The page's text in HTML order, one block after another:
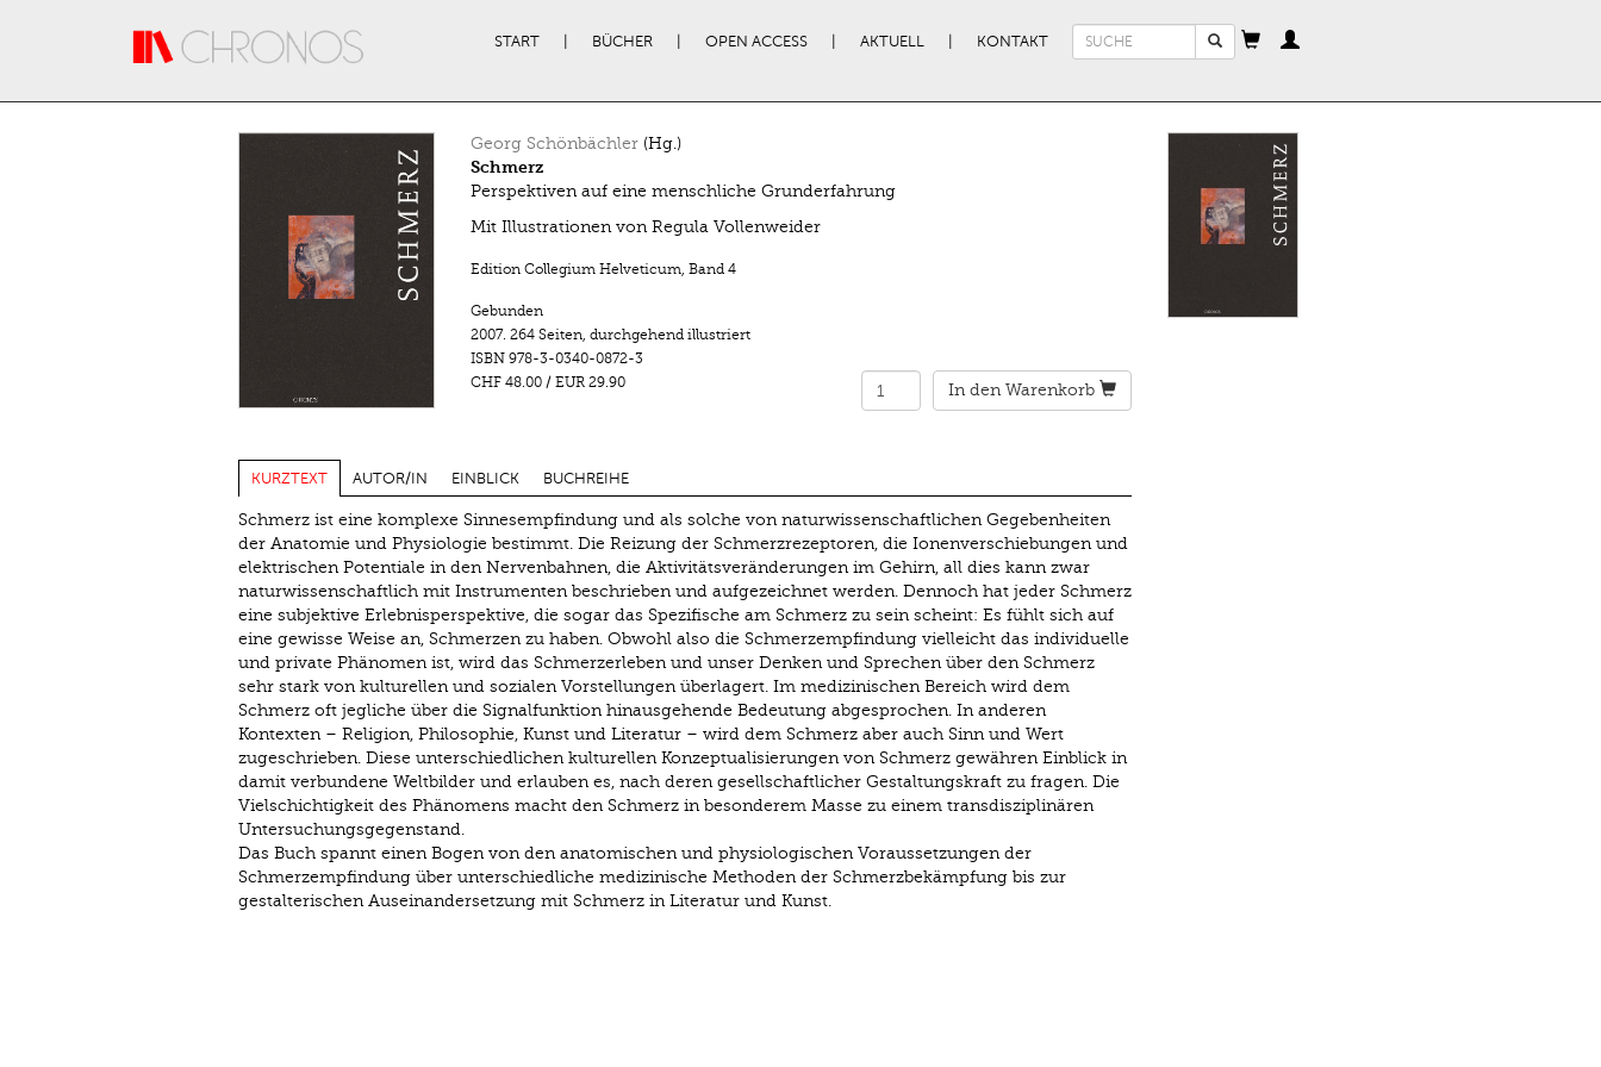
START BÜCHER OPEN ACCESS AKTUELL KONTAKT
Suchformular
Georg Schönbächler(Hg.)
Schmerz
Perspektiven auf eine menschliche Grunderfahrung
Mit Illustrationen von Regula Vollenweider
Edition Collegium Helveticum, Band 4
Gebunden
2007. 264 Seiten, durchgehend illustriert
ISBN 978-3-0340-0872-3
CHF 48.00/ EUR 29.90 In den Warenkorb
KURZTEXT AUTOR/IN EINBLICK BUCHREIHE
Schmerz ist eine komplexe Sinnesempfindung und als solche von naturwissenschaftlichen Gegebenheiten
der Anatomie und Physiologie bestimmt. Die Reizung der Schmerzrezeptoren, die Ionenverschiebungen und
elektrischen Potentiale in den Nervenbahnen, die Aktivitätsveränderungen im Gehirn, all dies kann zwar
naturwissenschaftlich mit Instrumenten beschrieben und aufgezeichnet werden. Dennoch hat jeder Schmerz
eine subjektive Erlebnisperspektive, die sogar das Spezifische am Schmerz zu sein scheint: Es fühlt sich auf
eine gewisse Weise an, Schmerzen zu haben. Obwohl also die Schmerzempfindung vielleicht das individuelle
und private Phänomen ist, wird das Schmerzerleben und unser Denken und Sprechen über den Schmerz
sehr stark von kulturellen und sozialen Vorstellungen überlagert. Im medizinischen Bereich wird dem
Schmerz oft jegliche über die Signalfunktion hinausgehende Bedeutung abgesprochen. In anderen
Kontexten – Religion, Philosophie, Kunst und Literatur – wird dem Schmerz aber auch Sinn und Wert
zugeschrieben. Diese unterschiedlichen kulturellen Konzeptualisierungen von Schmerz gewähren Einblick in
damit verbundene Weltbilder und erlauben es, nach deren gesellschaftlicher Gestaltungskraft zu fragen. Die
Vielschichtigkeit des Phänomens macht den Schmerz in besonderem Masse zu einem transdisziplinären
Untersuchungsgegenstand.
Das Buch spannt einen Bogen von den anatomischen und physiologischen Voraussetzungen der
Schmerzempfindung über unterschiedliche medizinische Methoden der Schmerzbekämpfung bis zur
gestalterischen Auseinandersetzung mit Schmerz in Literatur und Kunst.